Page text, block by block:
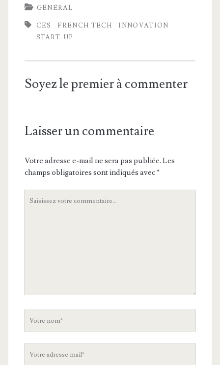
GÉNÉRAL
CES FRENCH TECH
INNOVATION
START-UP
Soyez le premier à commenter
Laisser un commentaire
Votre adresse e-mail ne sera pas publiée. Les
champs obligatoires sont indiqués avec*